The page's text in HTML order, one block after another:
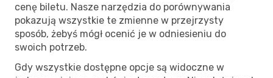
cenę biletu. Nasze narzędzia do porównywania
pokazują wszystkie te zmienne w przejrzysty
sposób, żebyś mógł ocenić je w odniesieniu do
swoich potrzeb.
Gdy wszystkie dostępne opcje są widoczne w